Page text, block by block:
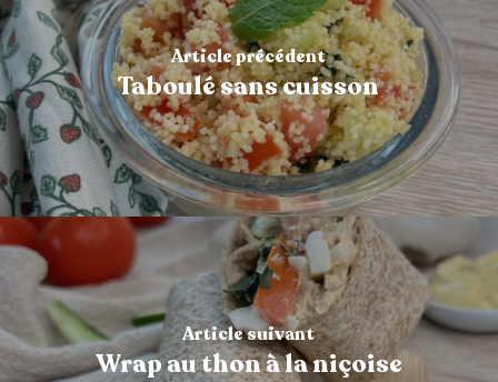
Article précédent
Taboulé sans cuisson
Article suivant
Wrap au thon à la niçoise